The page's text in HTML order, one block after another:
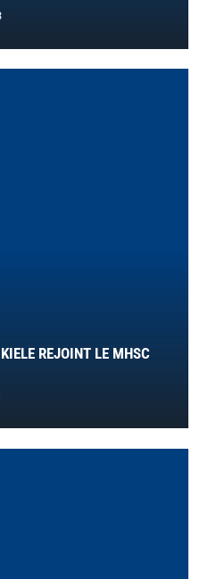
REJOINT LE MHSC